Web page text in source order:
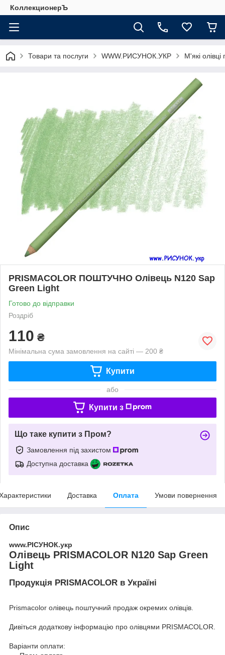
КоллекционерЪ
Товари та послуги WWW.РИСУНОК.УКР М'які
PRISMACOLOR ПОШТУЧНО Олівець N120 Sap
Green Light
Готово до відправки
Роздріб
110 ₴
Мінімальна сума замовлення на сайті — 200 ₴
Купити
або
Купити з
Що таке купити з Пром?
Замовлення під захистом
Доступна доставка
Доставка Оплата Умови повернення
Опис
www.РІСУНОК.укр
Олівець PRISMACOLOR N120 Sap Green
Light
Продукція PRISMACOLOR в Україні
Prismacolor олівець поштучний продаж окремих олівців.
Дивіться додаткову інформацію про олівцями PRISMACOLOR.
Варіанти оплати: